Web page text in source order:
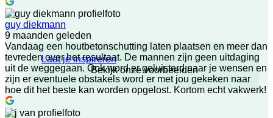
Laat je inspireren
Bekijk onze voorbeelden
guy diekmann
9 maanden geleden
Vandaag een houtbetonschutting laten plaatsen en meer dan
tevreden over het resultaat. De mannen zijn geen uitdaging
uit de weggegaan. Ook word er geluisterd naar je wensen en
zijn er eventuele obstakels word er met jou gekeken naar
hoe dit het beste kan worden opgelost. Kortom echt vakwerk!